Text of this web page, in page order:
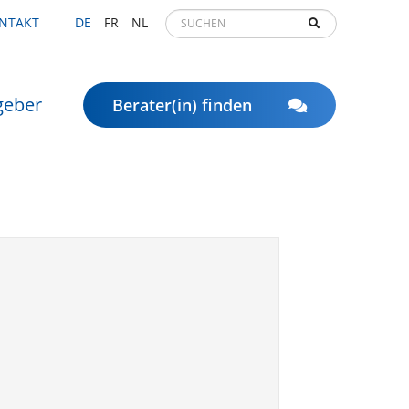
DE FR NL
Berater(in) finden